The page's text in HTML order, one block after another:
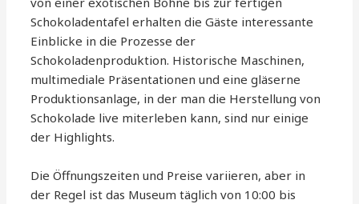
Schokoladentafel erhalten die Gäste interessante
Einblicke in die Prozesse der
Schokoladenproduktion. Historische Maschinen,
multimediale Präsentationen und eine gläserne
Produktionsanlage, in der man die Herstellung von
Schokolade live miterleben kann, sind nur einige
der Highlights.
Die Öffnungszeiten und Preise variieren, aber in
der Regel ist das Museum täglich von 10:00 bis